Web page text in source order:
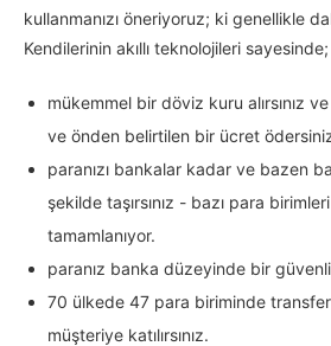
kullanmanızı öneriyoruz; ki genellikle
Kendilerinin akıllı teknolojileri sayesinde;
mükemmel bir döviz kuru alırsınız
ve önden belirtilen bir ücret
paranızı bankalar kadar ve bazen
şekilde taşırsınız - bazı para
tamamlanıyor.
paranız banka düzeyinde bir
70 ülkede 47 para biriminde
müşteriye katılırsınız.